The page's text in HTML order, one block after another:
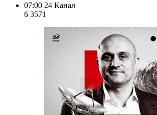
07:00 24 Канал
6 3571